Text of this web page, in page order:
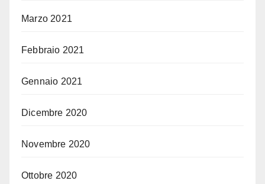
Marzo 2021
Febbraio 2021
Gennaio 2021
Dicembre 2020
Novembre 2020
Ottobre 2020